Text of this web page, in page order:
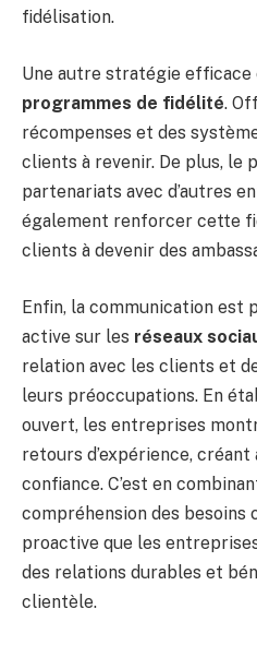
fidélisation.
Une autre stratégie efficace
programmes de fidélité.
récompenses et des
clients à revenir. De plus, le
partenariats avec d’autres
également renforcer cette
clients à devenir des
Enfin, la communication est
active sur les réseaux
relation avec les clients et
leurs préoccupations. En
ouvert, les entreprises
retours d’expérience,
confiance. C’est en
compréhension des
proactive que les
des relations durables et
clientèle.